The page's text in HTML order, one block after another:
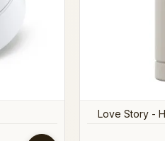
Love Story -